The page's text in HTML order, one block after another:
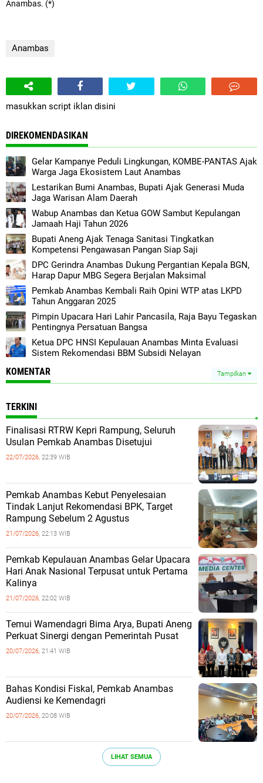
Anambas. (*)
Anambas
masukkan script iklan disini
DIREKOMENDASIKAN
Gelar Kampanye Peduli Lingkungan, KOMBE-PANTAS Ajak
Warga Jaga Ekosistem Laut Anambas
Lestarikan Bumi Anambas, Bupati Ajak Generasi Muda
Jaga Warisan Alam Daerah
Wabup Anambas dan Ketua GOW Sambut Kepulangan
Jamaah Haji Tahun 2026
Bupati Aneng Ajak Tenaga Sanitasi Tingkatkan
Kompetensi Pengawasan Pangan Siap Saji
DPC Gerindra Anambas Dukung Pergantian Kepala BGN,
Harap Dapur MBG Segera Berjalan Maksimal
Pemkab Anambas Kembali Raih Opini WTP atas LKPD
Tahun Anggaran 2025
Pimpin Upacara Hari Lahir Pancasila, Raja Bayu Tegaskan
Pentingnya Persatuan Bangsa
Ketua DPC HNSI Kepulauan Anambas Minta Evaluasi
Sistem Rekomendasi BBM Subsidi Nelayan
KOMENTAR Tampilkan
TERKINI
Finalisasi RTRW Kepri Rampung, Seluruh
Usulan Pemkab Anambas Disetujui
22/07/2026, 22:39 WIB
Pemkab Anambas Kebut Penyelesaian
Tindak Lanjut Rekomendasi BPK, Target
Rampung Sebelum 2 Agustus
21/07/2026, 22:13 WIB
Pemkab Kepulauan Anambas Gelar Upacara
Hari Anak Nasional Terpusat untuk Pertama
Kalinya
21/07/2026, 22:02 WIB
Temui Wamendagri Bima Arya, Bupati Aneng
Perkuat Sinergi dengan Pemerintah Pusat
20/07/2026, 21:41 WIB
Bahas Kondisi Fiskal, Pemkab Anambas
Audiensi ke Kemendagri
20/07/2026, 20:08 WIB
LIHAT SEMUA